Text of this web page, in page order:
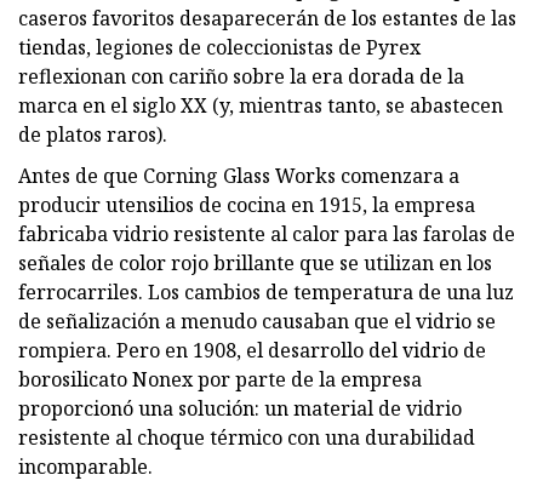
caseros favoritos desaparecerán de los estantes de las
tiendas, legiones de coleccionistas de Pyrex
reflexionan con cariño sobre la era dorada de la
marca en el siglo XX (y, mientras tanto, se abastecen
de platos raros).
Antes de que Corning Glass Works comenzara a
producir utensilios de cocina en 1915, la empresa
fabricaba vidrio resistente al calor para las farolas de
señales de color rojo brillante que se utilizan en los
ferrocarriles. Los cambios de temperatura de una luz
de señalización a menudo causaban que el vidrio se
rompiera. Pero en 1908, el desarrollo del vidrio de
borosilicato Nonex por parte de la empresa
proporcionó una solución: un material de vidrio
resistente al choque térmico con una durabilidad
incomparable.